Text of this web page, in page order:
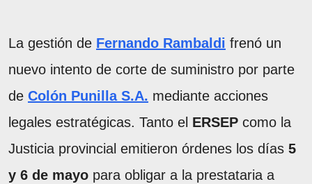
La gestión de Fernando Rambaldi frenó un
nuevo intento de corte de suministro por parte
de Colón Punilla S.A. mediante acciones
legales estratégicas. Tanto el ERSEP como la
Justicia provincial emitieron órdenes los días 5
y 6 de mayo para obligar a la prestataria a